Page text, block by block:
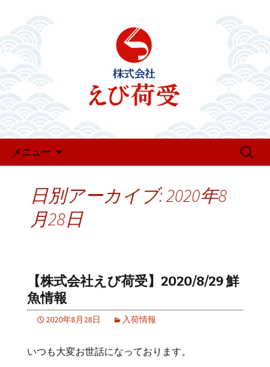
えび荷受のお知らせ
メニュー
検
日別アーカイブ: 2020年8
月28日
【株式会社えび荷受】2020/8/29 鮮
魚情報
2020年8月28日 入荷情報
いつも大変お世話になっております。